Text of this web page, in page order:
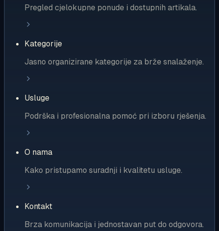
Pregled cjelokupne ponude i dostupnih artikala.
Kategorije
Jasno organizirane kategorije za brže snalaženje.
Usluge
Podrška i profesionalna pomoć pri izboru rješenja.
O nama
Kako pristupamo suradnji i kvalitetu usluge.
Kontakt
Brza komunikacija i jednostavan put do odgovora.